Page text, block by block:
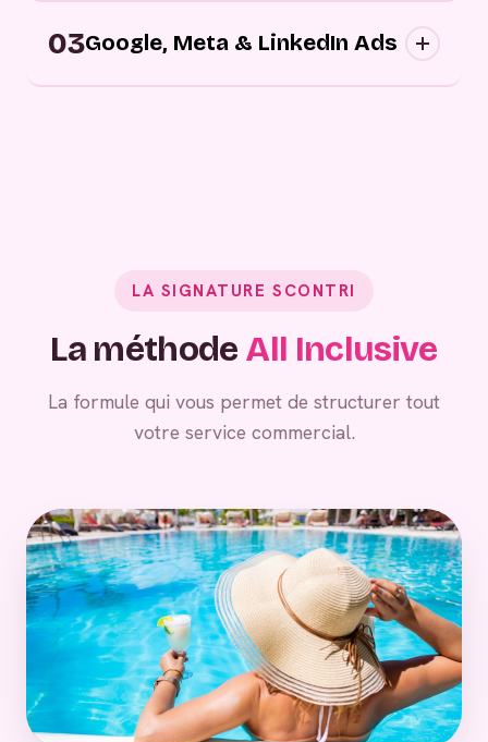
approchons vos prospects au bon moment,
personnalisés.
03Google, Meta & LinkedIn Ads
LA SIGNATURE SCONTRI
La méthode All Inclusive
La formule qui vous permet de structurer tout
votre service commercial.